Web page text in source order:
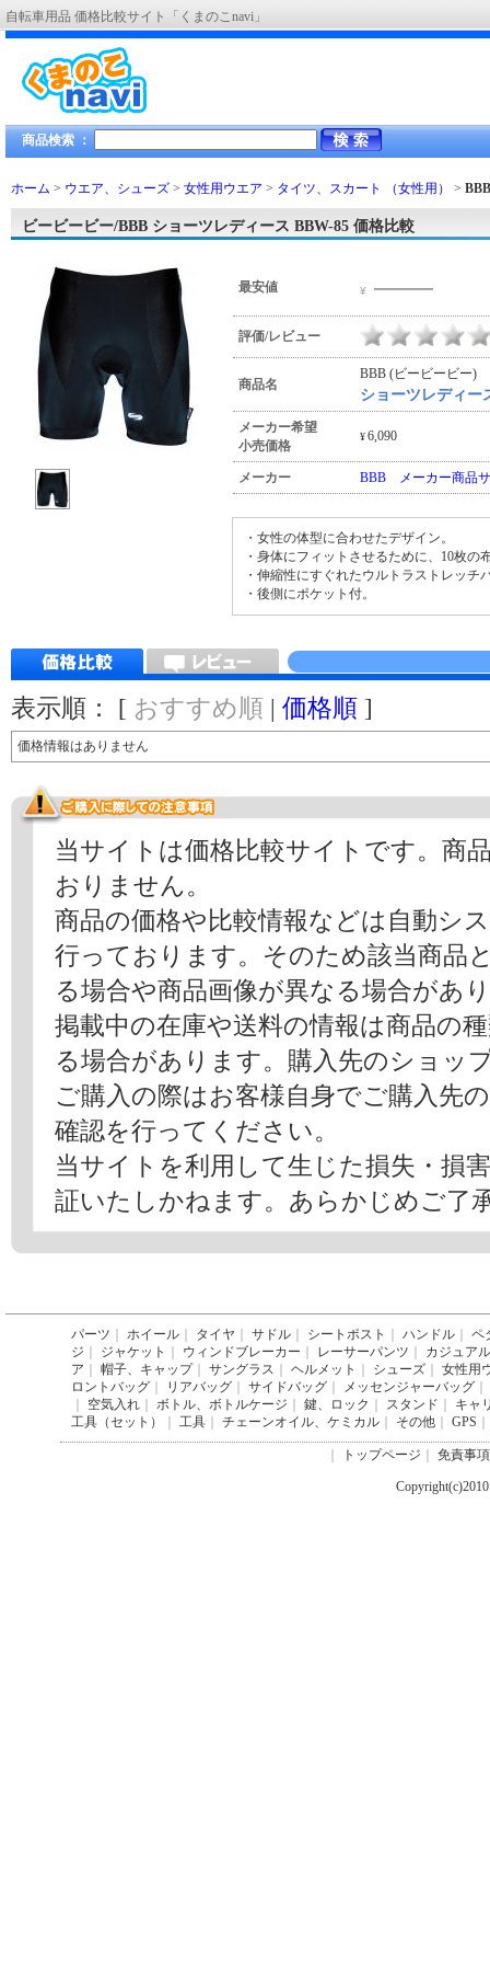
自転車用品 価格比較サイト「くまのこnavi」
商品検索 ：
ホーム > ウエア、シューズ > 女性用ウエア > タイツ、スカート （女性用） >
ビービービー/BBB ショーツレディース BBW-85 価格比較
最安値 ¥ ―――
評価/レビュー
商品名
BBB (ビービービー)
ショーツレディー
メーカー希望
小売価格
¥6,090
メーカー BBB メーカー商品
・女性の体型に合わせたデザイン。
・身体にフィットさせるために、10枚の
・伸縮性にすぐれたウルトラストレッチ
・後側にポケット付。
表示順： [ おすすめ順 | 価格順 ]
価格情報はありません
当サイトは価格比較サイトです。商
おりません。
商品の価格や比較情報などは自動シ
行っております。そのため該当商品
る場合や商品画像が異なる場合があ
掲載中の在庫や送料の情報は商品の
る場合があります。購入先のショッ
ご購入の際はお客様自身でご購入先
確認を行ってください。
当サイトを利用して生じた損失・損
証いたしかねます。あらかじめご了
パーツ ホイール タイヤ サドル シートポスト ハンドル
ペ
ジ
ジャケット ウィンドブレーカー レーサーパンツ
カジュア
ア
帽子、キャップ｜ サングラス ヘルメット シューズ
女性用
ロントバッグ
リアバッグ サイドバッグ メッセンジャーバッグ
空気入れ ボトル、ボトルケージ 鍵、ロック スタンド
キャ
工具（セット）
工具 チェーンオイル、ケミカル その他 GPS
トップページ 免責事項